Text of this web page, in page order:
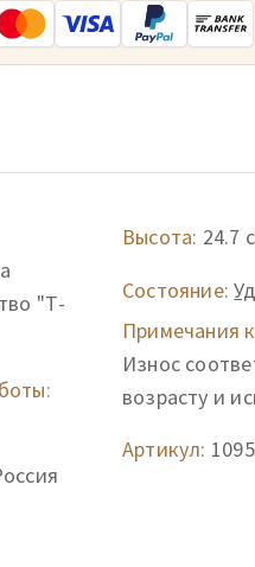
"Т-
Высота: 24.7
Состояние:
Примечания
Износ
возрасту и
Артикул: 1095